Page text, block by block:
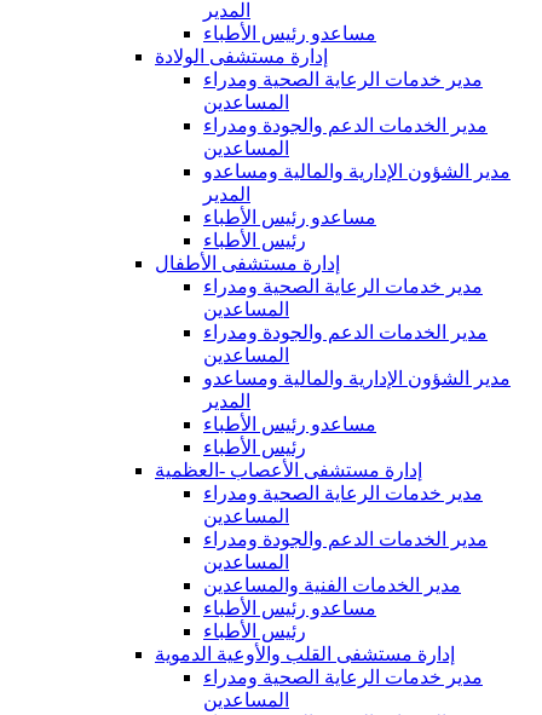
المدير
مساعدو رئيس الأطباء
إدارة مستشفى الولادة
مدير خدمات الرعاية الصحية ومدراء
المساعدين
مدير الخدمات الدعم والجودة ومدراء
المساعدين
مدير الشؤون الإدارية والمالية ومساعدو
المدير
مساعدو رئيس الأطباء
رئيس الأطباء
إدارة مستشفى الأطفال
مدير خدمات الرعاية الصحية ومدراء
المساعدين
مدير الخدمات الدعم والجودة ومدراء
المساعدين
مدير الشؤون الإدارية والمالية ومساعدو
المدير
مساعدو رئيس الأطباء
رئيس الأطباء
إدارة مستشفى الأعصاب -العظمية
مدير خدمات الرعاية الصحية ومدراء
المساعدين
مدير الخدمات الدعم والجودة ومدراء
المساعدين
مدير الخدمات الفنية والمساعدين
مساعدو رئيس الأطباء
رئيس الأطباء
إدارة مستشفى القلب والأوعية الدموية
مدير خدمات الرعاية الصحية ومدراء
المساعدين